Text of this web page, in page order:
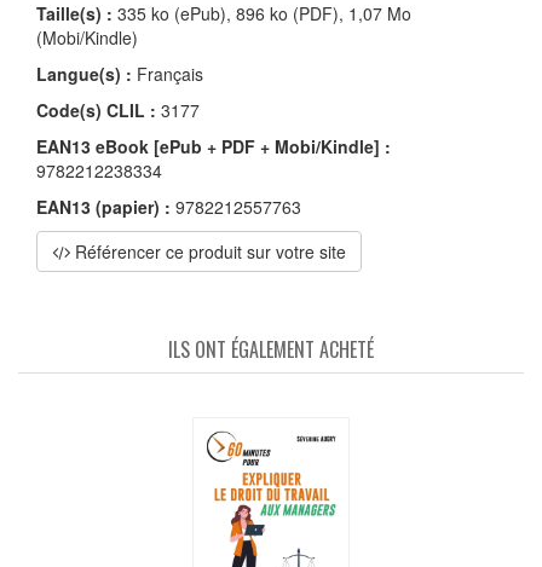
Taille(s) : 335 ko (ePub), 896 ko (PDF), 1,07 Mo
(Mobi/Kindle)
Langue(s) : Français
Code(s) CLIL : 3177
EAN13 eBook [ePub + PDF + Mobi/Kindle] :
9782212238334
EAN13 (papier) : 9782212557763
Référencer ce produit sur votre site
ILS ONT ÉGALEMENT ACHETÉ